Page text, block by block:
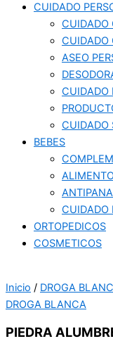
CUIDADO
CUIDADO
CUIDADO
ASEO
CUIDADO
CUIDADO
BEBES
CUIDADO
ORTOPEDICOS
COSMETICOS
Inicio / DROGA
DROGA BLANCA
PIEDRA